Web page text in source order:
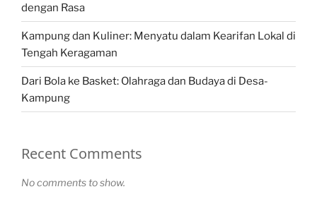
dengan Rasa
Kampung dan Kuliner: Menyatu dalam Kearifan Lokal di
Tengah Keragaman
Dari Bola ke Basket: Olahraga dan Budaya di Desa-
Kampung
Recent Comments
No comments to show.